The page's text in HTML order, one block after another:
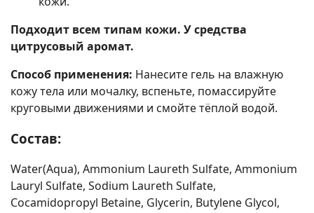
Подходит всем типам кожи. У средства
цитрусовый аромат.
Способ применения: Нанесите гель на влажную
кожу тела или мочалку, вспеньте, помассируйте
круговыми движениями и смойте тёплой водой.
Состав:
Water(Aqua), Ammonium Laureth Sulfate, Ammonium
Lauryl Sulfate, Sodium Laureth Sulfate,
Cocamidopropyl Betaine, Glycerin, Butylene Glycol,